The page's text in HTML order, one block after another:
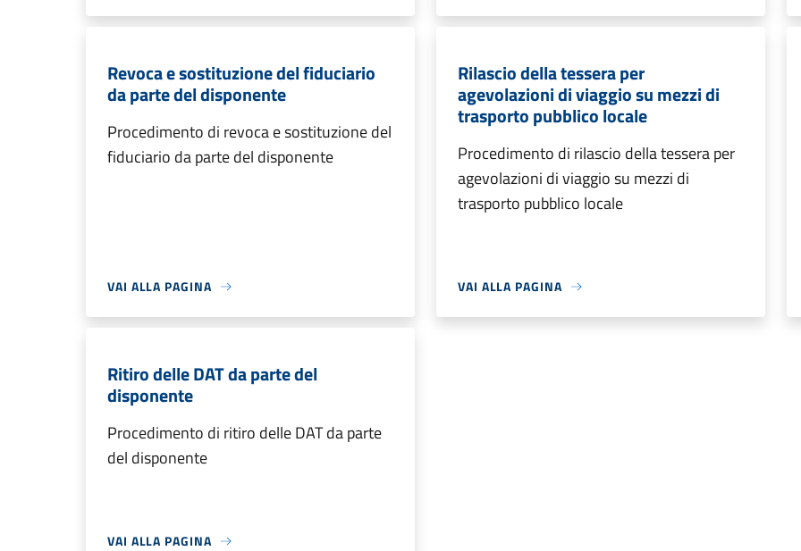
Revoca e sostituzione del fiduciario
da parte del disponente
Procedimento di revoca e sostituzione del
fiduciario da parte del disponente
VAI ALLA PAGINA
Rilascio della tessera per
agevolazioni di viaggio su mezzi di
trasporto pubblico locale
Procedimento di rilascio della tessera per
agevolazioni di viaggio su mezzi di
trasporto pubblico locale
VAI ALLA PAGINA
Ritiro delle DAT da parte del
disponente
Procedimento di ritiro delle DAT da parte
del disponente
VAI ALLA PAGINA